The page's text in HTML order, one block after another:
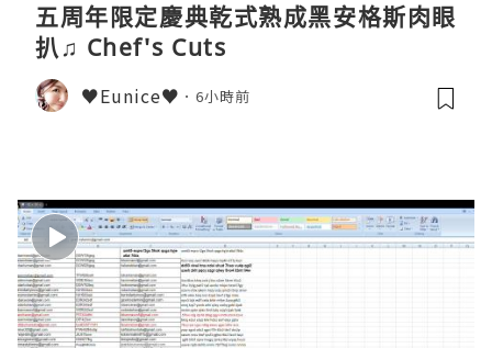
五周年限定慶典乾式熟成黑安格斯肉眼
扒♫ Chef's Cuts
♥Eunice♥ 6小時前